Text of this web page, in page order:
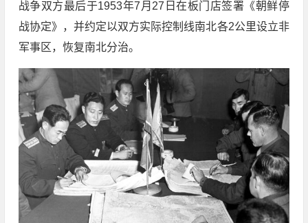
战争双方最后于1953年7月27日在板门店签署《朝鲜停
战协定》，并约定以双方实际控制线南北各2公里设立非
军事区，恢复南北分治。